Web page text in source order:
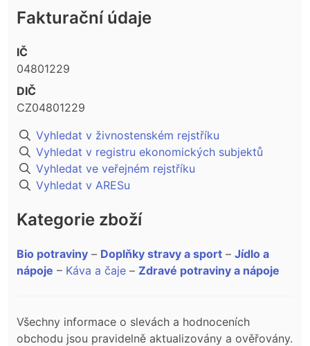
Fakturační údaje
IČ
04801229
DIČ
CZ04801229
Vyhledat v živnostenském rejstříku
Vyhledat v registru ekonomických subjektů
Vyhledat ve veřejném rejstříku
Vyhledat v ARESu
Kategorie zboží
Bio potraviny – Doplňky stravy a sport – Jídlo a
nápoje – Káva a čaje – Zdravé potraviny a nápoje
Všechny informace o slevách a hodnoceních
obchodu jsou pravidelně aktualizovány a ověřovány.